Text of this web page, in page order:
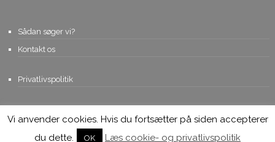
Sådan søger vi?
Kontakt os
Privatlivspolitik
© Copyright 2015, Viviro.com ApS- Alle rettigheder forbeholdes. Vi
tager forbehold for fejlagtige priser.
Vi anvender cookies. Hvis du fortsætter på siden accepterer
du dette.
OK Læs cookie- og privatlivspolitik